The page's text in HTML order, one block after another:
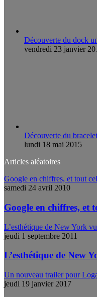
Découverte du dock
vendredi 23 janvier
Découverte du
lundi 18 mai 2015
Articles aléatoires
Google en chiffres, et tout
samedi 24 avril 2010
Google en chiffres, et
L’esthétique de New York
jeudi 1 septembre 2011
L’esthétique de New
Un nouveau trailer pour
jeudi 19 janvier 2017